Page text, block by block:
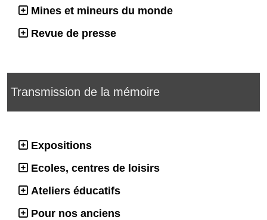
Mines et mineurs du monde
Revue de presse
Transmission de la mémoire
Expositions
Ecoles, centres de loisirs
Ateliers éducatifs
Pour nos anciens